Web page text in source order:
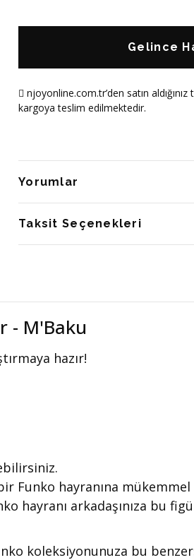
Gelince
njoyonline.com.tr’den satın
kargoya teslim edilmektedir.
Yorumlar
Taksit Seçenekleri
- M'Baku
hazır!
Funko hayranına
hayranı arkadaşınıza bu
koleksiyonunuza bu